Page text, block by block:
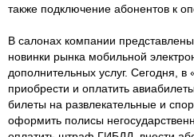
также подключение абонентов к
В салонах компании
новинки рынка мобильной
дополнительных услуг. Сегодня,
приобрести и оплатить
билеты на развлекательные и
оформить полисы